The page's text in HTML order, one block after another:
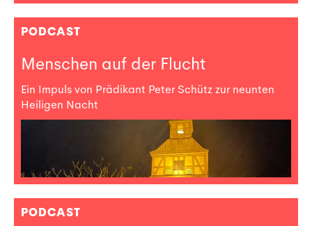
PODCAST
Menschen auf der Flucht
Ein Impuls von Prädikant Peter Schütz zur neunten
Heiligen Nacht
PODCAST